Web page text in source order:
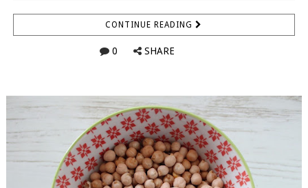
CONTINUE READING
0 SHARE